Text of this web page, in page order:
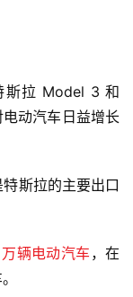
斯拉 Model 3 和
动汽车日益增长
斯拉的主要出口
辆电动汽车 ，在